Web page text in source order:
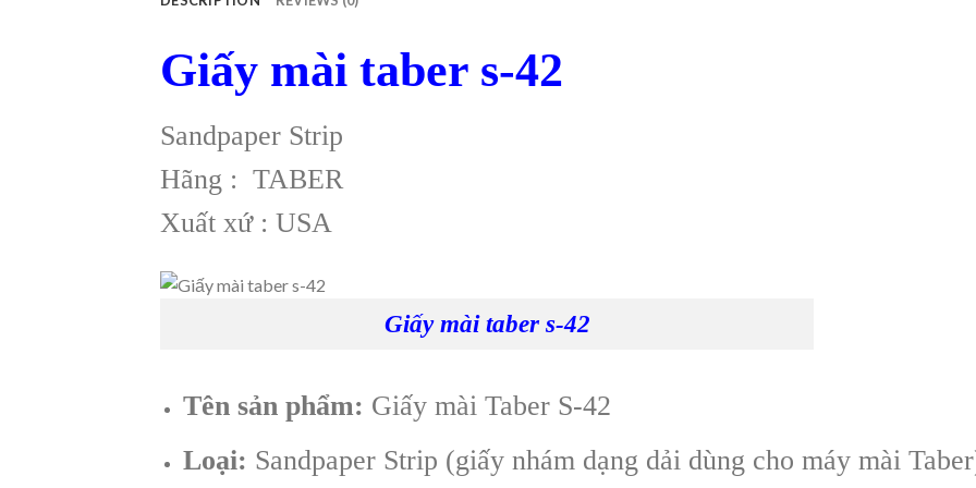
Giấy mài taber s-42
Sandpaper Strip
Hãng : TABER
Xuất xứ : USA
Giấy mài taber s-42
Tên sản phẩm: Giấy mài Taber S-42
Loại: Sandpaper Strip (giấy nhám dạng dải dùng cho máy mài